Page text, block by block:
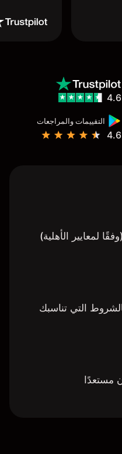
التقييمات والمراجعات
4.6
4.6